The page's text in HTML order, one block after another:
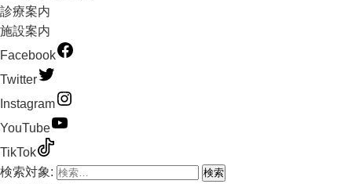
診療案内
施設案内
Facebook
Twitter
Instagram
YouTube
TikTok
検索対象: